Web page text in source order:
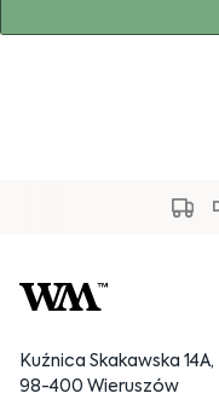
Kuźnica Skakawska 14A,
98-400 Wieruszów